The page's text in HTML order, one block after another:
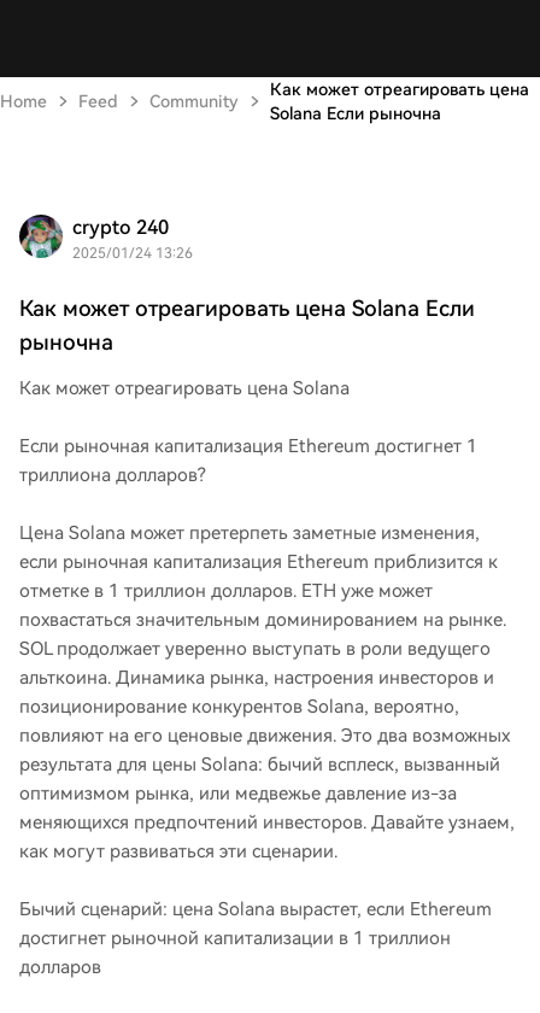
Home Feed Community
Как может отреагировать цена
Solana Если рыночна
crypto 240
2025/01/24 13:26
Как может отреагировать цена Solana Если
рыночна
Как может отреагировать цена Solana
Если рыночная капитализация Ethereum достигнет 1
триллиона долларов?
Цена Solana может претерпеть заметные изменения,
если рыночная капитализация Ethereum приблизится к
отметке в 1 триллион долларов. ETH уже может
похвастаться значительным доминированием на рынке.
SOL продолжает уверенно выступать в роли ведущего
альткоина. Динамика рынка, настроения инвесторов и
позиционирование конкурентов Solana, вероятно,
повлияют на его ценовые движения. Это два возможных
результата для цены Solana: бычий всплеск, вызванный
оптимизмом рынка, или медвежье давление из-за
меняющихся предпочтений инвесторов. Давайте узнаем,
как могут развиваться эти сценарии.
Бычий сценарий: цена Solana вырастет, если Ethereum
достигнет рыночной капитализации в 1 триллион
долларов